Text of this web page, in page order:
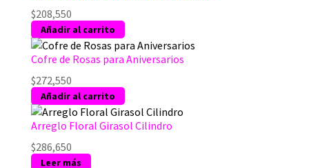
$208,550
Añadir al carrito
Cofre de Rosas para Aniversarios
$272,550
Añadir al carrito
Arreglo Floral Girasol Cilindro
$286,650
Leer más